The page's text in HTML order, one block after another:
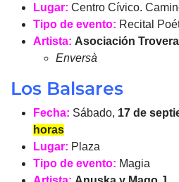
Lugar: Centro Cívico.
Tipo de evento: Recital
Artista: Asociación Trovera
Enversà
Los Balsares
Fecha: Sábado, 17 de
horas
Lugar: Plaza
Tipo de evento: Magia